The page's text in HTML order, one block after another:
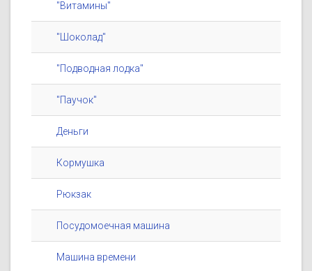
"Витамины"
"Шоколад"
"Подводная лодка"
"Паучок"
Деньги
Кормушка
Рюкзак
Посудомоечная машина
Машина времени